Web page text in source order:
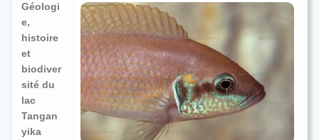
Géologi
e,
histoire
et
biodiver
sité du
lac
Tangan
yika